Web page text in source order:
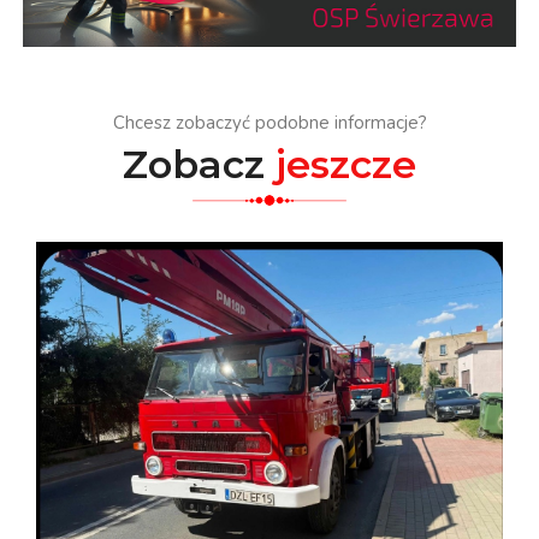
Chcesz zobaczyć podobne informacje?
Zobacz jeszcze